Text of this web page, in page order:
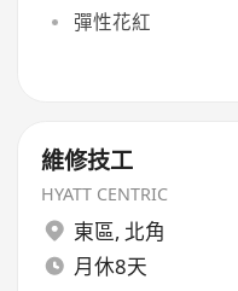
彈性花紅
維修技工
HYATT CENTRIC
東區, 北角
月休8天